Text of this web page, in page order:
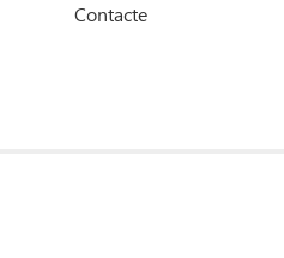
Contacte